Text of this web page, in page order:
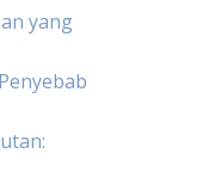
yang